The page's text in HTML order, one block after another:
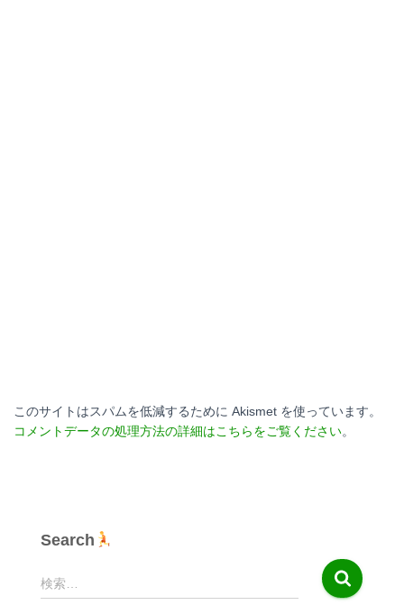
このサイトはスパムを低減するために Akismet を使っています。
コメントデータの処理方法の詳細はこちらをご覧ください。
Search
検
索
検索…